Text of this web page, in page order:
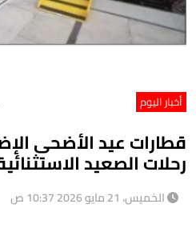
أخبار اليوم
قطارات عيد الأضحى
رحلات الصعيد
الخميس، 21 مايو 2026 10:37 ص